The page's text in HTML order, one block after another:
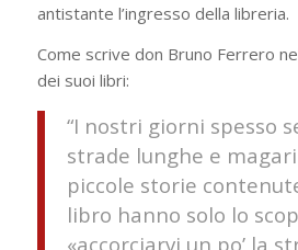
antistante l’ingresso della libreria.
Come scrive don Bruno Ferrero
dei suoi libri:
“I nostri giorni spesso
strade lunghe e
piccole storie
libro hanno solo lo
«accorciarvi un po’ la